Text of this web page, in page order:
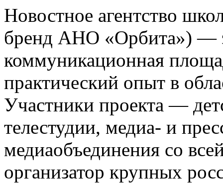
Новостное агентство
бренд АНО «Орбита») —
коммуникационная
практический опыт в
Участники проекта —
телестудии, медиа- и
медиаобъединения со
организатор крупных